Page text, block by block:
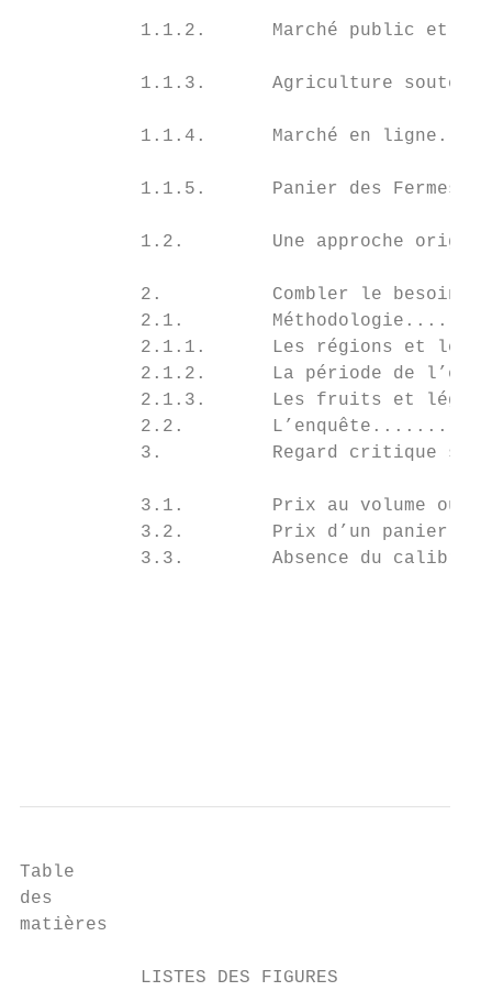
1.1.2.      Marché public et
1.1.3.      Agriculture
1.1.4.      Marché en
1.1.5.      Panier des Fermes
1.2.        Une approche
2.          Combler le besoin
2.1.
2.1.1.      Les régions et les
2.1.2.      La période de
2.1.3.      Les fruits et
2.2.
3.          Regard critique
3.1.        Prix au volume ou
3.2.        Prix d’un
3.3.        Absence du
Table
des
matières
           LISTES DES FIGURES